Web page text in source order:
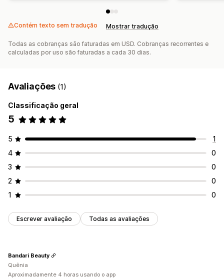
Contém texto sem tradução Mostrar tradução
Todas as cobranças são faturadas em USD. Cobranças recorrentes e
calculadas por uso são faturadas a cada 30 dias.
Avaliações (1)
Classificação geral
5
5
1
4
0
3
0
2
0
1
0
Escrever avaliação Todas as avaliações
Bandari Beauty
Quênia
Aproximadamente 4 horas usando o app